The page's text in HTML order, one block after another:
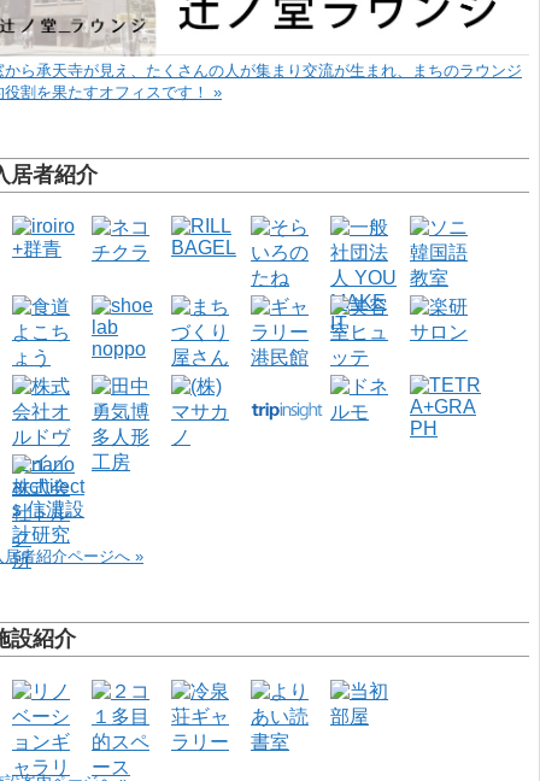
から承天寺が見え、たくさんの人が集まり交流が生まれ、まちのラウンジ
役割を果たすオフィスです！ »
居者紹介
居者紹介ページへ »
設紹介